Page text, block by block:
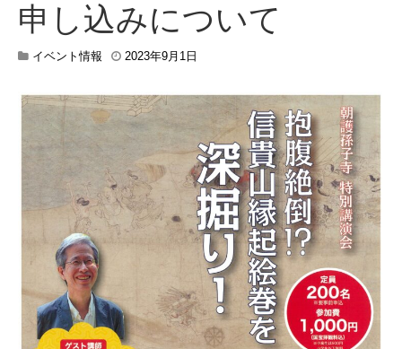
申し込みについて
イベント情報 2023年9月1日